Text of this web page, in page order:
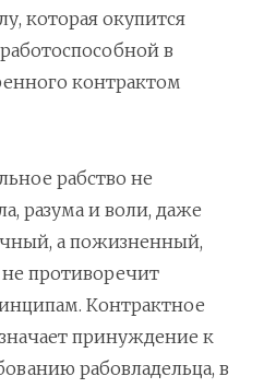
которая окупится
в
контрактом
рабство не
разума и воли, даже
а пожизненный,
противоречит
Контрактное
принуждение к
рабовладельца, в